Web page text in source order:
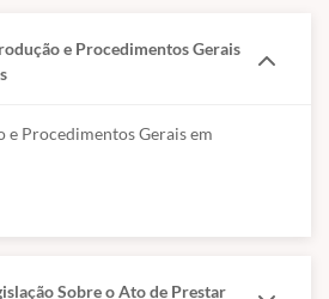
e Procedimentos Gerais
Procedimentos Gerais em
Sobre o Ato de Prestar